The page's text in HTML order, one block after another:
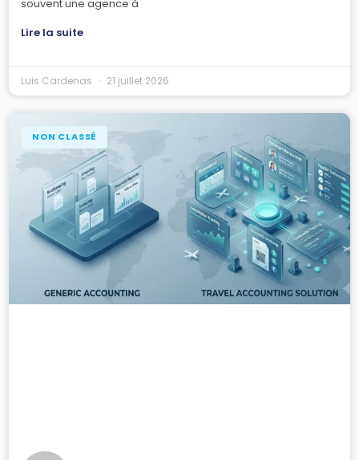
souvent une agence à
Lire la suite
Luis Cardenas 21 juillet 2026
NON CLASSÉ